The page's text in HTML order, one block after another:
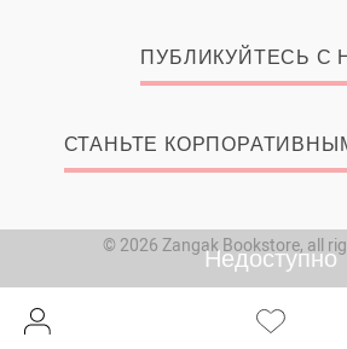
Недоступно
ПУБЛИКУЙТЕСЬ С
СТАНЬТЕ
© 2026 Zangak Bookstore, all